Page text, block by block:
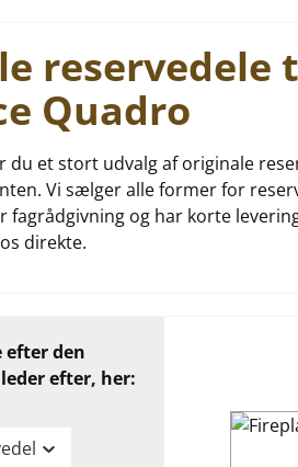
Quadro
du et stort udvalg af originale
Vi sælger alle former for
fagrådgivning og har korte
direkte.
den
efter, her: